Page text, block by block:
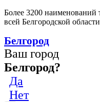
Более 3200 наименований
всей Белгородской
Белгород
Ваш город
Белгород?
Да
Нет